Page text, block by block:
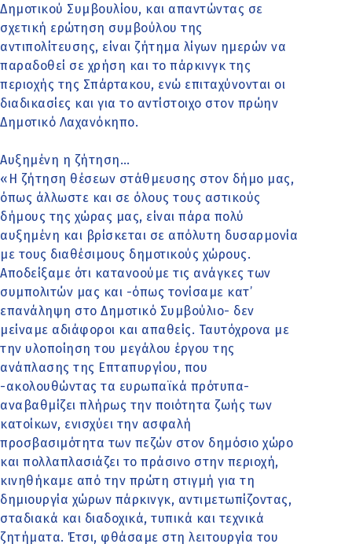
Δημοτικού Συμβουλίου, και απαντώντας σε
σχετική ερώτηση συμβούλου της
αντιπολίτευσης, είναι ζήτημα λίγων ημερών να
παραδοθεί σε χρήση και το πάρκινγκ της
περιοχής της Σπάρτακου, ενώ επιταχύνονται οι
διαδικασίες και για το αντίστοιχο στον πρώην
Δημοτικό Λαχανόκηπο.
Αυξημένη η ζήτηση…
«Η ζήτηση θέσεων στάθμευσης στον δήμο μας,
όπως άλλωστε και σε όλους τους αστικούς
δήμους της χώρας μας, είναι πάρα πολύ
αυξημένη και βρίσκεται σε απόλυτη δυσαρμονία
με τους διαθέσιμους δημοτικούς χώρους.
Αποδείξαμε ότι κατανοούμε τις ανάγκες των
συμπολιτών μας και -όπως τονίσαμε κατ’
επανάληψη στο Δημοτικό Συμβούλιο- δεν
μείναμε αδιάφοροι και απαθείς. Ταυτόχρονα με
την υλοποίηση του μεγάλου έργου της
ανάπλασης της Επταπυργίου, που
-ακολουθώντας τα ευρωπαϊκά πρότυπα-
αναβαθμίζει πλήρως την ποιότητα ζωής των
κατοίκων, ενισχύει την ασφαλή
προσβασιμότητα των πεζών στον δημόσιο χώρο
και πολλαπλασιάζει το πράσινο στην περιοχή,
κινηθήκαμε από την πρώτη στιγμή για τη
δημιουργία χώρων πάρκινγκ, αντιμετωπίζοντας,
σταδιακά και διαδοχικά, τυπικά και τεχνικά
ζητήματα. Έτσι, φθάσαμε στη λειτουργία του